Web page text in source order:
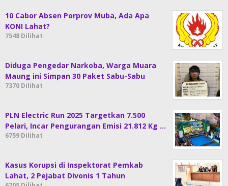
10 Cabor Absen Porprov Muba, Ada Apa
KONI Lahat?
7548 Dilihat
Diduga Pengedar Narkoba, Warga Muara
Maung ini Simpan 30 Paket Sabu-Sabu
7370 Dilihat
PLN Electric Run 2025 Targetkan 7.500
Pelari, Incar Pengurangan Emisi 21.812 Kg …
6759 Dilihat
Kasus Korupsi di Inspektorat Pemkab
Lahat, 2 Pejabat Divonis 1 Tahun